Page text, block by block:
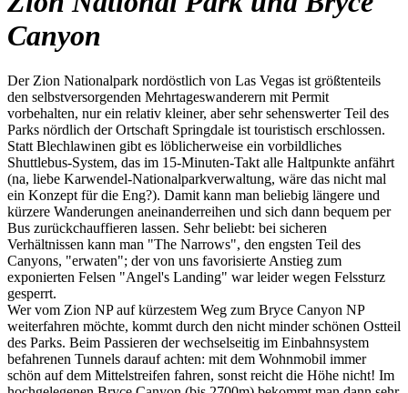
Canyon
Der Zion Nationalpark nordöstlich von Las Vegas ist größtenteils
den selbstversorgenden Mehrtageswanderern mit Permit
vorbehalten, nur ein relativ kleiner, aber sehr sehenswerter Teil des
Parks nördlich der Ortschaft Springdale ist touristisch erschlossen.
Statt Blechlawinen gibt es löblicherweise ein vorbildliches
Shuttlebus-System, das im 15-Minuten-Takt alle Haltpunkte anfährt
(na, liebe Karwendel-Nationalparkverwaltung, wäre das nicht mal
ein Konzept für die Eng?). Damit kann man beliebig längere und
kürzere Wanderungen aneinanderreihen und sich dann bequem per
Bus zurückchauffieren lassen. Sehr beliebt: bei sicheren
Verhältnissen kann man "The Narrows", den engsten Teil des
Canyons, "erwaten"; der von uns favorisierte Anstieg zum
exponierten Felsen "Angel's Landing" war leider wegen Felssturz
gesperrt.
Wer vom Zion NP auf kürzestem Weg zum Bryce Canyon NP
weiterfahren möchte, kommt durch den nicht minder schönen Ostteil
des Parks. Beim Passieren der wechselseitig im Einbahnsystem
befahrenen Tunnels darauf achten: mit dem Wohnmobil immer
schön auf dem Mittelstreifen fahren, sonst reicht die Höhe nicht! Im